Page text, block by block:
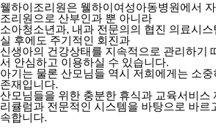
웰하이조리원은 웰하이여성아동병원에서
조리원으로 산부인과 뿐 아니라
소아청소년과, 내과 전문의의 협진 의료시
실 후에도 주기적인 회진과
신생아의 건강상태를 지속적으로 관리하기
서 안심하고 이용하실 수 있습니다.
아기는 물론 산모님들 역시 저희에게는 소
존재입니다.
산모님들을 위한 충분한 휴식과 교육서비스
리큘럼과 전문적인 시스템을 바탕으로 바르
속합니다.